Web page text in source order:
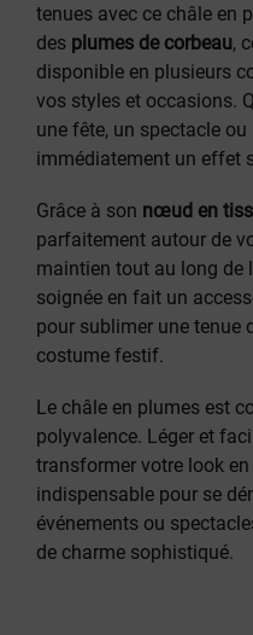
tenues avec ce châle en
des plumes de corbeau,
disponible en plusieurs
vos styles et occasions.
une fête, un spectacle
immédiatement un effet
Grâce à son nœud en
parfaitement autour de
maintien tout au long de
soignée en fait un
pour sublimer une tenue
costume festif.
Le châle en plumes est
polyvalence. Léger et
transformer votre look en
indispensable pour se
événements ou
de charme sophistiqué.